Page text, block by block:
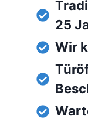
25
Wir